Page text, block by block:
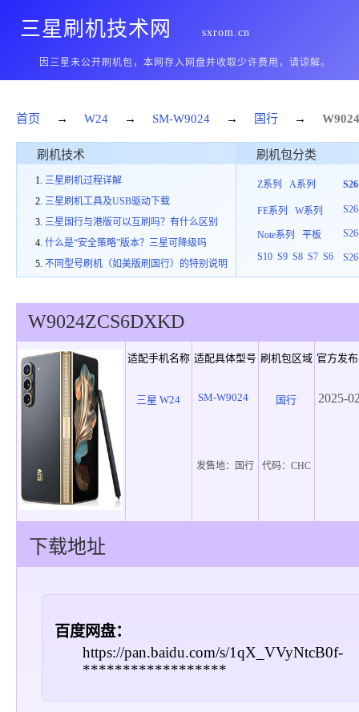
三星刷机技术网 sxrom.cn
因三星未公开刷机包，本网存入网盘并收取少许费用，请谅解。
首页 → W24 → SM-W9024 → 国行 → W9024
刷机技术
三星刷机过程详解
三星刷机工具及USB驱动下载
三星国行与港版可以互刷吗？有什么区别
什么是“安全策略”版本？三星可降级吗
不同型号刷机（如美版刷国行）的特别说明
刷机包分类
Z系列 A系列
FE系列 W系列
Note系列
平板
S10 S9 S8 S7 S6
S26
W9024ZCS6DXKD
适配手机名称 适配具体型号 刷机包区域 官方发
三星 W24 SM-W9024 国行 2025-
发售地： 国行 代码： CHC
下载地址
百度网盘：
https://pan.baidu.com/s/1qX_VVyNtcB0f-
******************